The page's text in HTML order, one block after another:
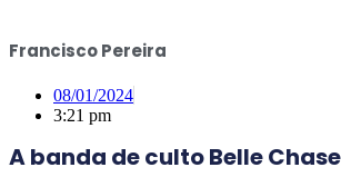
Francisco Pereira
08/01/2024
3:21 pm
A banda de culto Belle